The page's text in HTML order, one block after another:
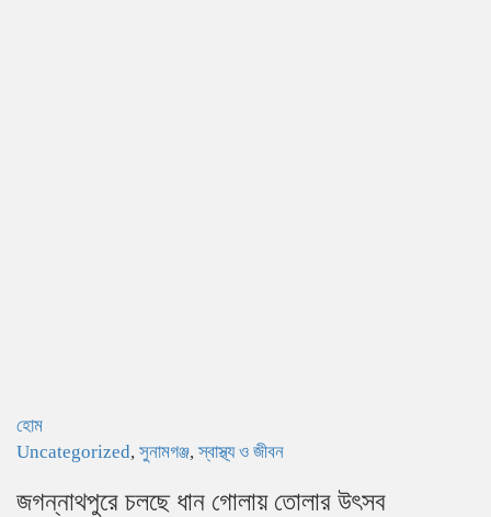
হোম
Uncategorized, সুনামগঞ্জ,স্বাস্থ্য ও জীবন
জগন্নাথপুরে চলছে ধান গোলায় তোলার উৎসব